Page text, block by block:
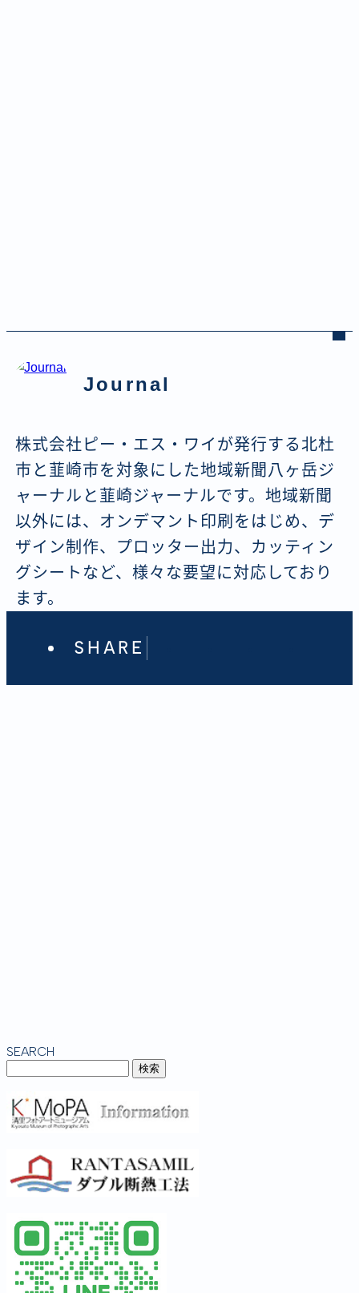
Journal
株式会社ピー・エス・ワイが発行する北杜
市と韮崎市を対象にした地域新聞八ヶ岳ジ
ャーナルと韮崎ジャーナルです。地域新聞
以外には、オンデマント印刷をはじめ、デ
ザイン制作、プロッター出力、カッティン
グシートなど、様々な要望に対応しており
ます。
SHARE
SEARCH